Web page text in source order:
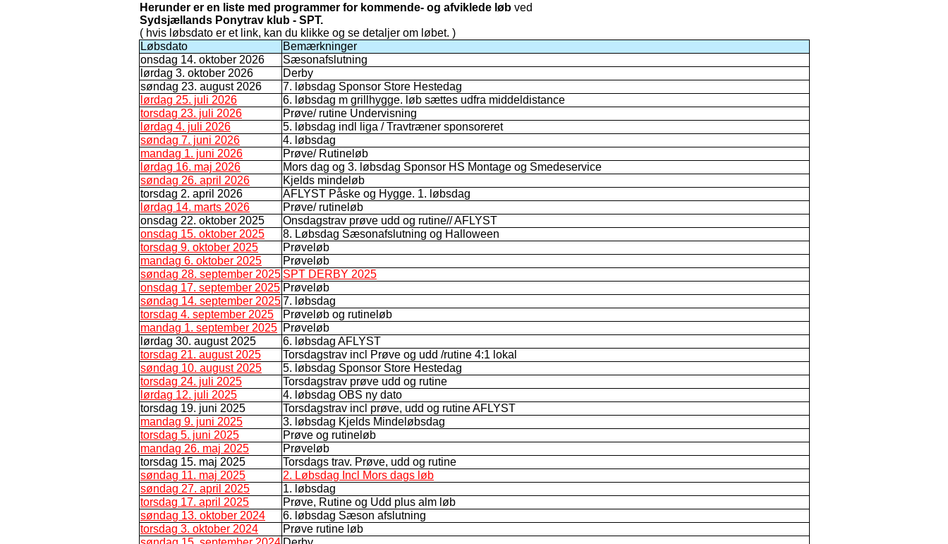
Herunder er en liste med programmer for kommende- og afviklede løb ved
Sydsjællands Ponytrav klub - SPT.
( hvis løbsdato er et link, kan du klikke og se detaljer om løbet. )
Løbsdato
Bemærkninger
onsdag 14. oktober 2026
Sæsonafslutning
lørdag 3. oktober 2026
Derby
søndag 23. august 2026
7. løbsdag Sponsor Store Hestedag
lørdag 25. juli 2026
6. løbsdag m grillhygge. løb sættes udfra middeldistance
torsdag 23. juli 2026
Prøve/ rutine Undervisning
lørdag 4. juli 2026
5. løbsdag indl liga / Travtræner sponsoreret
søndag 7. juni 2026
4. løbsdag
mandag 1. juni 2026
Prøve/ Rutineløb
lørdag 16. maj 2026
Mors dag og 3. løbsdag Sponsor HS Montage og Smedeservice
søndag 26. april 2026
Kjelds mindeløb
torsdag 2. april 2026
AFLYST Påske og Hygge. 1. løbsdag
lørdag 14. marts 2026
Prøve/ rutineløb
onsdag 22. oktober 2025
Onsdagstrav prøve udd og rutine// AFLYST
onsdag 15. oktober 2025
8. Løbsdag Sæsonafslutning og Halloween
torsdag 9. oktober 2025
Prøveløb
mandag 6. oktober 2025
Prøveløb
søndag 28. september 2025 SPT DERBY 2025
onsdag 17. september 2025 Prøveløb
søndag 14. september 20257. løbsdag
torsdag 4. september 2025
Prøveløb og rutineløb
mandag 1. september 2025 Prøveløb
lørdag 30. august 2025
6. løbsdag AFLYST
torsdag 21. august 2025
Torsdagstrav incl Prøve og udd /rutine 4:1 lokal
søndag 10. august 2025
5. løbsdag Sponsor Store Hestedag
torsdag 24. juli 2025
Torsdagstrav prøve udd og rutine
lørdag 12. juli 2025
4. løbsdag OBS ny dato
torsdag 19. juni 2025
Torsdagstrav incl prøve, udd og rutine AFLYST
mandag 9. juni 2025
3. løbsdag Kjelds Mindeløbsdag
torsdag 5. juni 2025
Prøve og rutineløb
mandag 26. maj 2025
Prøveløb
torsdag 15. maj 2025
Torsdags trav. Prøve, udd og rutine
søndag 11. maj 2025
2. Løbsdag Incl Mors dags løb
søndag 27. april 2025
1. løbsdag
torsdag 17. april 2025
Prøve, Rutine og Udd plus alm løb
søndag 13. oktober 2024
6. løbsdag Sæson afslutning
torsdag 3. oktober 2024
Prøve rutine løb